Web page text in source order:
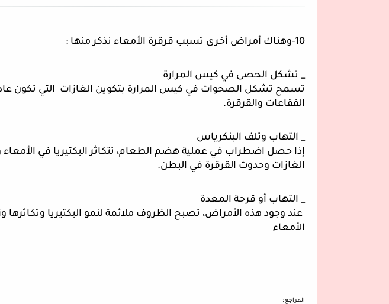
10-وهناك أمراض أخرى تسبب قرقرة الأمعاء نذكر منها :
_ تشكل الحصى في كيس المرارة
الفقاعات والقرقرة.
_ التهاب وتلف البنكرياس
الغازات وحدوث القرقرة في البطن.
_ التهاب أو قرحة المعدة
الأمعاء
المراجع :